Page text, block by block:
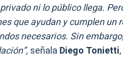
ni lo público llega.
que ayudan y cumplen un
necesarios. Sin
señala Diego Tonietti